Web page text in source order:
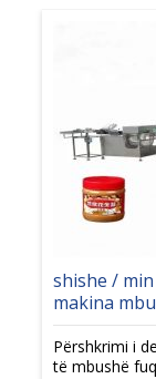
shishe /
makina
Përshkrimi i
të mbushë